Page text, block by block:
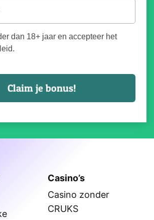
dan 18+ jaar en accepteer het
Casino’s
Casino zonder
CRUKS